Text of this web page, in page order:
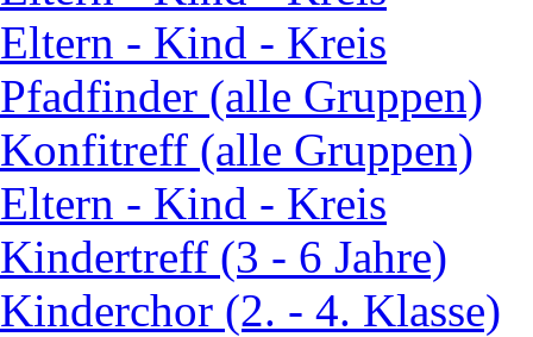
Eltern - Kind - Kreis
Pfadfinder (alle Gruppen)
Konfitreff (alle Gruppen)
Eltern - Kind - Kreis
Kindertreff (3 - 6 Jahre)
Kinderchor (2. - 4. Klasse)